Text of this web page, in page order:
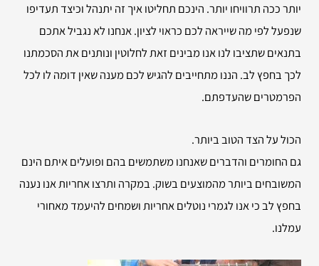
יותר ככה תרוויחו יותר. הינכם תחליטו איך זה יתנהל וכיצד תעדיפו
שנפעל לפי מה שייראה לכם כראוי לציון. אנחנו לא נגביל אתכם
בתנאים שתציבו לנו אנו מבינים זאת לחלוטין ונותנים את הסכמתנו
לכך בחפץ לב. הננו מתחייבים להגיש לכם מענה שאין דומה לו לכל
הפרמטרים שהעדפתם.
הכול על הצד הטוב ביותר.
גם החומרים והדברים שאנחנו משתמשים בהם ופועלים איתם הינם
המשובחים ביותר מהמוצעים בשוק. במקרה ותרצו אחריות אנו נענה
בחפץ לב כי אנו לגמרי נוטלים אחריות ושמחים להיעמד מאחורי
עמלנו.